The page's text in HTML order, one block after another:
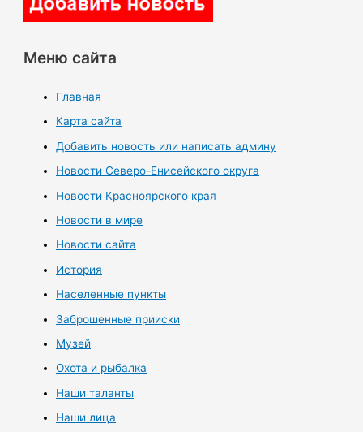
Меню сайта
Главная
Карта сайта
Добавить новость или написать админу
Новости Северо-Енисейского округа
Новости Красноярского края
Новости в мире
Новости сайта
История
Населенные пункты
Заброшенные прииски
Музей
Охота и рыбалка
Наши таланты
Наши лица